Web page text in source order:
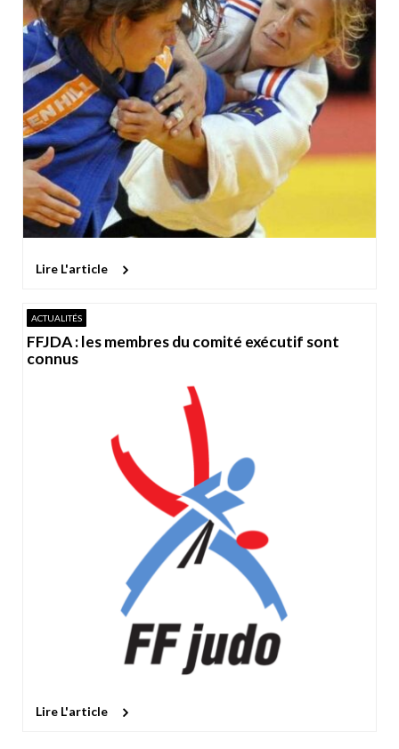
Lire L'article
ACTUALITÉS
FFJDA : les membres du comité exécutif sont
connus
Lire L'article